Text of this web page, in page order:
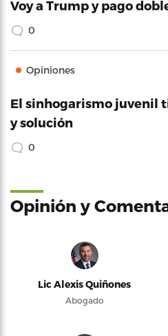
Voy a Trump y pago
0
Opiniones
El sinhogarismo juvenil
y solución
0
Opinión y
Lic Alexis Quiñones
Abogado